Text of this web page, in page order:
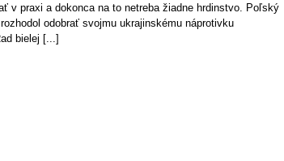
v praxi a dokonca na to netreba žiadne hrdinstvo. Poľský
odobrať svojmu ukrajinskému náprotivku
bielej [...]